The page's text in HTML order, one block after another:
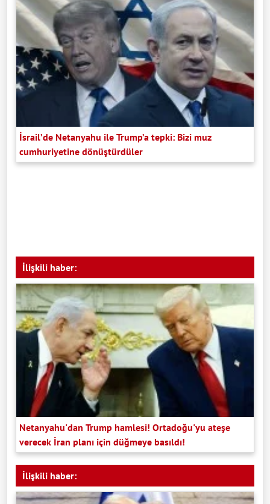
İsrail’de Netanyahu ile Trump’a tepki: Bizi muz
cumhuriyetine dönüştürdüler
İlişkili haber:
Netanyahu'dan Trump hamlesi! Ortadoğu'yu ateşe
verecek İran planı için düğmeye basıldı!
İlişkili haber: